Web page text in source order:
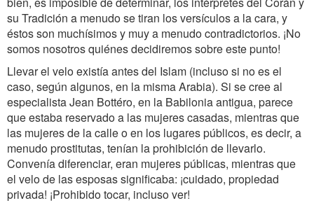
su Tradición a menudo se tiran los versículos a la cara, y
éstos son muchísimos y muy a menudo contradictorios. ¡No
somos nosotros quiénes decidiremos sobre este punto!
Llevar el velo existía antes del Islam (incluso si no es el
caso, según algunos, en la misma Arabia). Si se cree al
especialista Jean Bottéro, en la Babilonia antigua, parece
que estaba reservado a las mujeres casadas, mientras que
las mujeres de la calle o en los lugares públicos, es decir, a
menudo prostitutas, tenían la prohibición de llevarlo.
Convenía diferenciar, eran mujeres públicas, mientras que
el velo de las esposas significaba: ¡cuidado, propiedad
privada! ¡Prohibido tocar, incluso ver!